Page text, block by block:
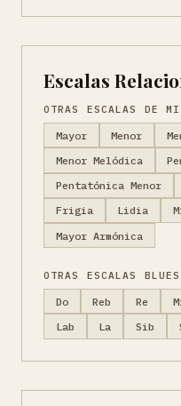
Escalas
OTRAS ESCALAS DE MI
Mayor Menor
Menor Melódica
Pentatónica Menor
Frigia
Lidia
Mayor Armónica
OTRAS ESCALAS BLUES
Do Reb Re
Lab
La Sib